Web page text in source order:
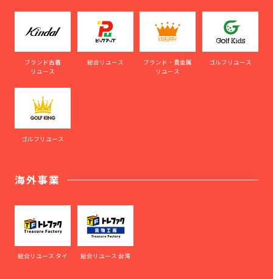
ブランド古着
リユース
総合リユース
ブランド・貴金属
リユース
ゴルフリユース
ゴルフリユース
海外事業
総合リユース タイ 総合リユース 台湾